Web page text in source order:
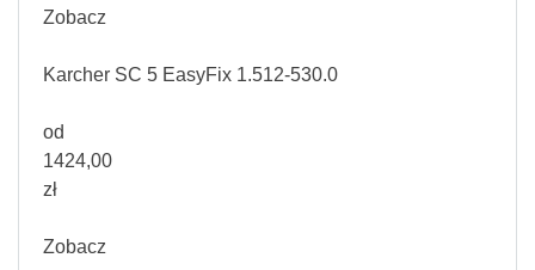
Zobacz
Karcher SC 5 EasyFix 1.512-530.0
od
1424,00
zł
Zobacz